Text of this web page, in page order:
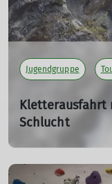
Jugendgruppe
Kletterausfahrt
Schlucht
Fr. 01.08.2025 - So.
Hallo Mädels und